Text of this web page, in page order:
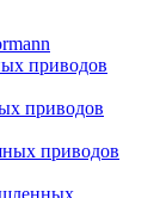
приводов
приводов
приводов